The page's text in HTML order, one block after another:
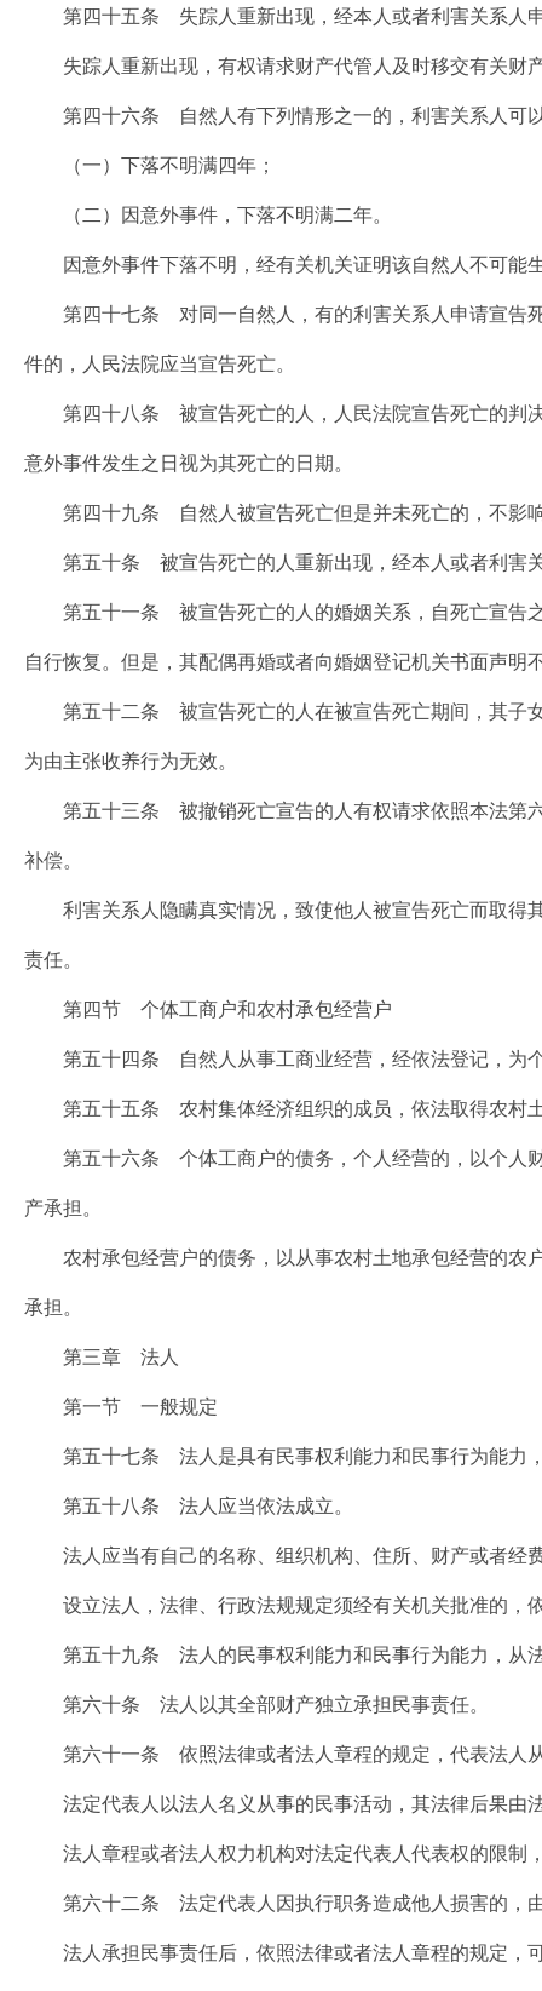
第四十五条 失踪人重新出现，经本人或者利害关系人申
失踪人重新出现，有权请求财产代管人及时移交有关财
第四十六条 自然人有下列情形之一的，利害关系人可以
（一）下落不明满四年；
（二）因意外事件，下落不明满二年。
因意外事件下落不明，经有关机关证明该自然人不可能
第四十七条 对同一自然人，有的利害关系人申请宣告死
件的，人民法院应当宣告死亡。
第四十八条 被宣告死亡的人，人民法院宣告死亡的判决
意外事件发生之日视为其死亡的日期。
第四十九条 自然人被宣告死亡但是并未死亡的，不影响
第五十条 被宣告死亡的人重新出现，经本人或者利害关
第五十一条 被宣告死亡的人的婚姻关系，自死亡宣告之
自行恢复。但是，其配偶再婚或者向婚姻登记机关书面声明
第五十二条 被宣告死亡的人在被宣告死亡期间，其子女
为由主张收养行为无效。
第五十三条 被撤销死亡宣告的人有权请求依照本法第六
补偿。
利害关系人隐瞒真实情况，致使他人被宣告死亡而取得
责任。
第四节 个体工商户和农村承包经营户
第五十四条 自然人从事工商业经营，经依法登记，为个
第五十五条 农村集体经济组织的成员，依法取得农村土
第五十六条 个体工商户的债务，个人经营的，以个人财
产承担。
农村承包经营户的债务，以从事农村土地承包经营的农
承担。
第三章 法人
第一节 一般规定
第五十七条 法人是具有民事权利能力和民事行为能力，
第五十八条 法人应当依法成立。
法人应当有自己的名称、组织机构、住所、财产或者经
设立法人，法律、行政法规规定须经有关机关批准的，
第五十九条 法人的民事权利能力和民事行为能力，从法
第六十条 法人以其全部财产独立承担民事责任。
第六十一条 依照法律或者法人章程的规定，代表法人从
法定代表人以法人名义从事的民事活动，其法律后果由
法人章程或者法人权力机构对法定代表人代表权的限制
第六十二条 法定代表人因执行职务造成他人损害的，
法人承担民事责任后，依照法律或者法人章程的规定，